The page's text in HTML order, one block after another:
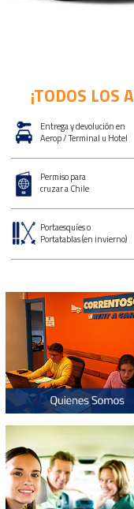
¡TODOS LOS
Entrega y devolución en
Aerop / Terminal u Hotel
Permiso para
cruzar a Chile
Portaesquíes o
Portatablas (en invierno)